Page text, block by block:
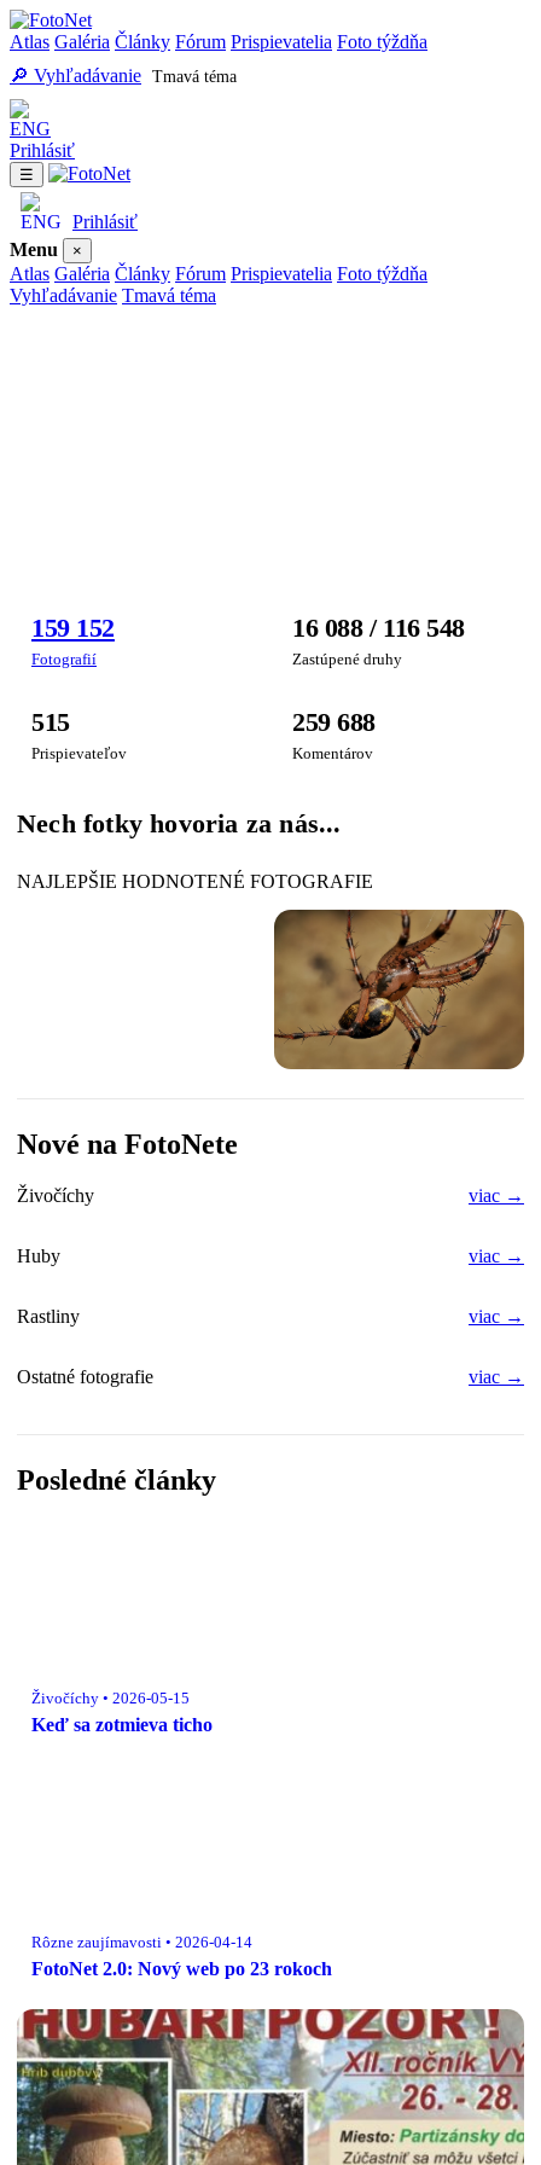
Atlas Galéria Články Fórum Prispievatelia Foto týždňa
🔎 Vyhľadávanie Tmavá téma
Prihlásiť
☰
Prihlásiť
Menu
×
Atlas Galéria Články Fórum Prispievatelia Foto týždňa
Vyhľadávanie Tmavá téma
FOTOGRAFIA
TÝŽDŇA
159 152
Fotografií
16 088 / 116 548
Zastúpené druhy
515
Prispievateľov
259 688
Komentárov
Nech fotky hovoria za nás...
NAJLEPŠIE HODNOTENÉ FOTOGRAFIE
Nové na FotoNete
Živočíchy viac →
Huby viac →
Rastliny viac →
Ostatné fotografie viac →
Posledné články
Živočíchy • 2026-05-15
Keď sa zotmieva ticho
Rôzne zaujímavosti • 2026-04-14
FotoNet 2.0: Nový web po 23 rokoch